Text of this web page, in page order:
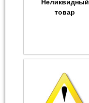
Неликвидный
товар